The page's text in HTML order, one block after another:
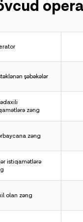
şəbəkələr
zəng
zəng
istiqamətlərə
olan zəng